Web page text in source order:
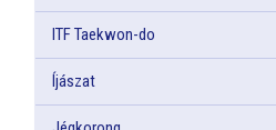
ITF Taekwon-do
Íjászat